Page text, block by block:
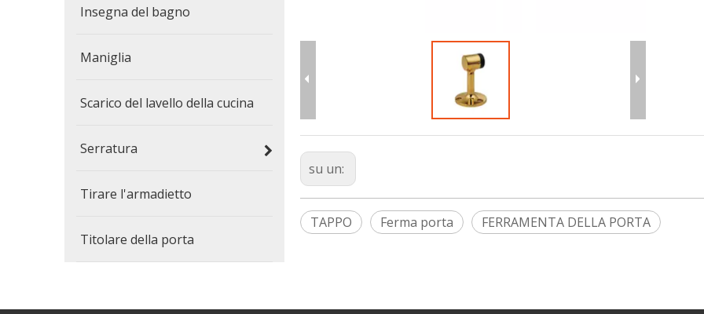
Insegna del bagno
Maniglia
Scarico del lavello della cucina
Serratura
Tirare l'armadietto
Titolare della porta
su un:
TAPPO Ferma porta FERRAMENTA DELLA PORTA